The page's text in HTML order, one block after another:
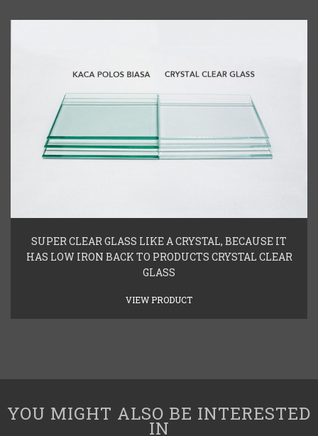
SUPER CLEAR GLASS LIKE A CRYSTAL, BECAUSE IT
HAS LOW IRON BACK TO PRODUCTS CRYSTAL CLEAR
GLASS
VIEW PRODUCT
YOU MIGHT ALSO BE INTERESTED
IN